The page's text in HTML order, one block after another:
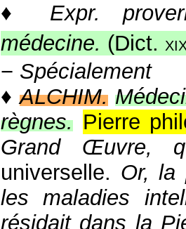
♦ Expr.
médecine. (Dict.
− Spécialement
♦ALCHIM.
règnes. Pierre
Grand Œuvre,
universelle. Or, la
les maladies
résidait dans la